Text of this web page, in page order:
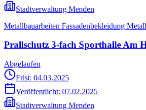
Stadtverwaltung Menden
Metallbauarbeiten Fassadenbekleidung
Prallschutz 3-fach Sporthalle Am
Abgelaufen
Frist: 04.03.2025
Veröffentlicht: 07.02.2025
Stadtverwaltung Menden